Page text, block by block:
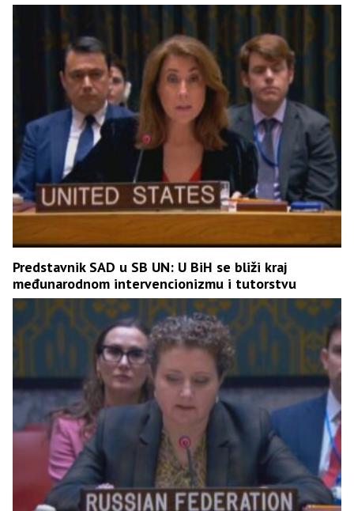
Predstavnik SAD u SB UN: U BiH se bliži kraj
međunarodnom intervencionizmu i tutorstvu